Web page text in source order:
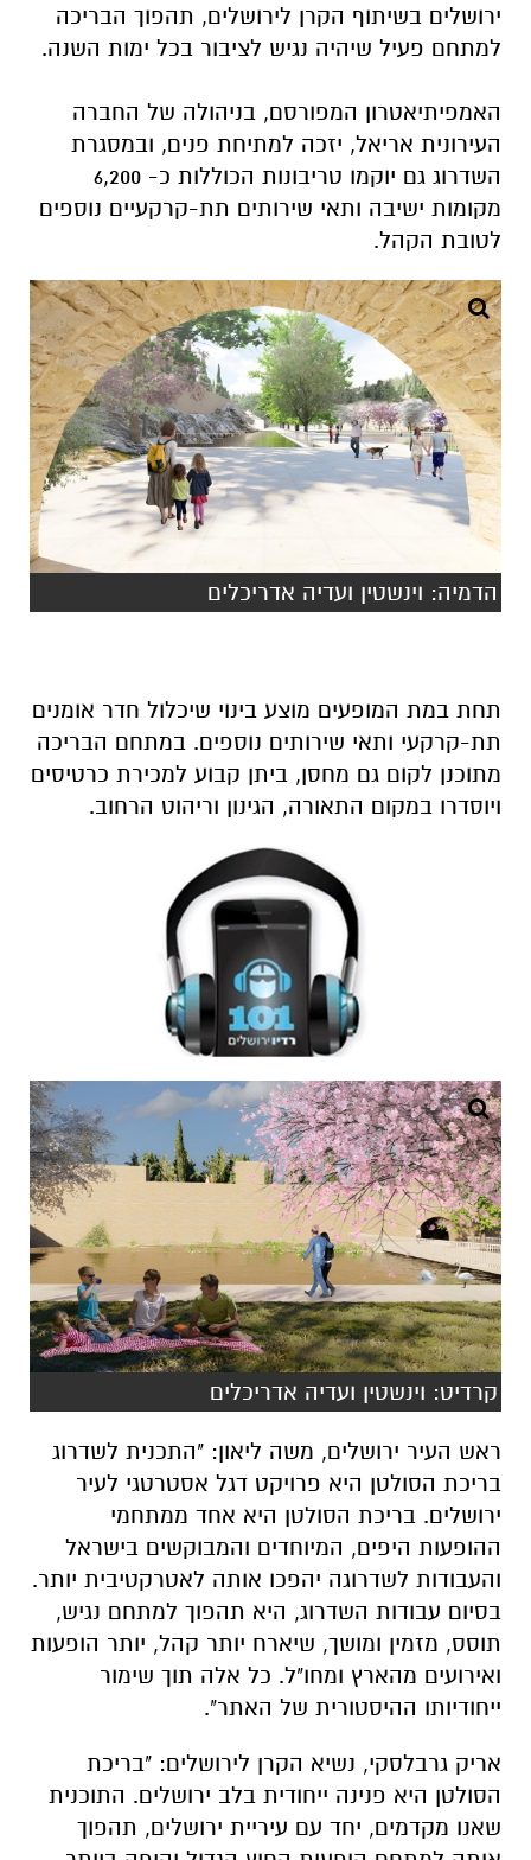
ירושלים בשיתוף הקרן לירושלים, תהפוך הבריכה
למתחם פעיל שיהיה נגיש לציבור בכל ימות השנה.
האמפיתיאטרון המפורסם, בניהולה של החברה
העירונית אריאל, יזכה למתיחת פנים, ובמסגרת
השדרוג גם יוקמו טריבונות הכוללות כ- 6,200
מקומות ישיבה ותאי שירותים תת-קרקעיים נוספים
לטובת הקהל.
הדמיה: וינשטין ועדיה אדריכלים
תחת במת המופעים מוצע בינוי שיכלול חדר אומנים
תת-קרקעי ותאי שירותים נוספים. במתחם הבריכה
מתוכנן לקום גם מחסן, ביתן קבוע למכירת כרטיסים
ויוסדרו במקום התאורה, הגינון וריהוט הרחוב.
קרדיט: וינשטין ועדיה אדריכלים
ראש העיר ירושלים, משה ליאון: "התכנית לשדרוג
בריכת הסולטן היא פרויקט דגל אסטרטגי לעיר
ירושלים. בריכת הסולטן היא אחד ממתחמי
ההופעות היפים, המיוחדים והמבוקשים בישראל
והעבודות לשדרוגה יהפכו אותה לאטרקטיבית יותר.
בסיום עבודות השדרוג, היא תהפוך למתחם נגיש,
תוסס, מזמין ומושך, שיארח יותר קהל, יותר הופעות
ואירועים מהארץ ומחו"ל. כל אלה תוך שימור
ייחודיותו ההיסטורית של האתר".
אריק גרבלסקי, נשיא הקרן לירושלים: "בריכת
הסולטן היא פנינה ייחודית בלב ירושלים. התוכנית
שאנו מקדמים, יחד עם עיריית ירושלים, תהפוך